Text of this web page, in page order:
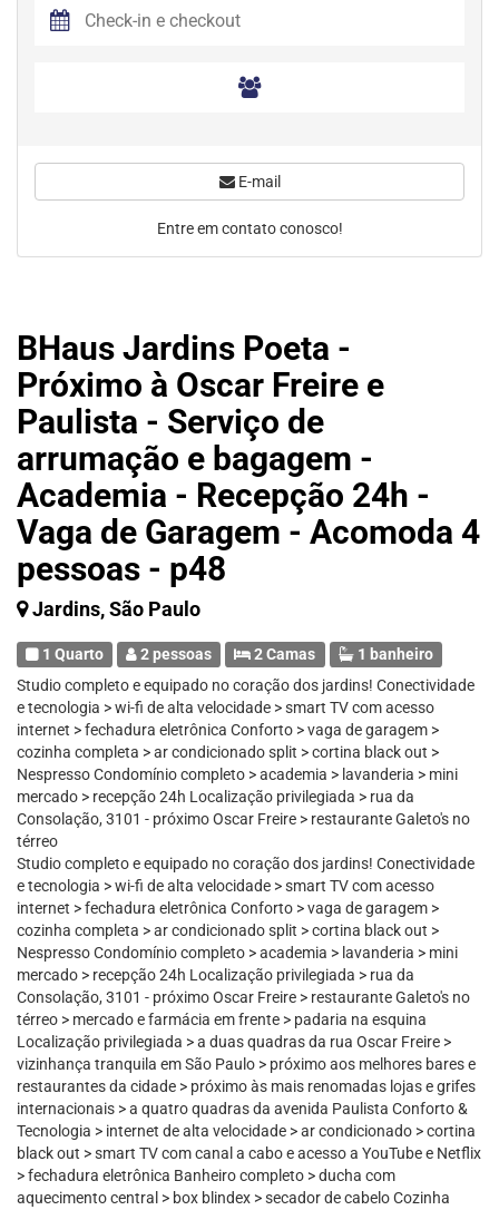
BHaus Jardins Poeta -
Próximo à Oscar Freire e
Paulista - Serviço de
arrumação e bagagem -
Academia - Recepção 24h -
Vaga de Garagem - Acomoda 4
pessoas - p48
Jardins, São Paulo
1 Quarto 2 pessoas 2 Camas
1 banheiro
Studio completo e equipado no coração dos jardins! Conectividade
e tecnologia > wi-fi de alta velocidade > smart TV com acesso
internet > fechadura eletrônica Conforto > vaga de garagem >
cozinha completa > ar condicionado split > cortina black out >
Nespresso Condomínio completo > academia > lavanderia > mini
mercado > recepção 24h Localização privilegiada > rua da
Consolação, 3101 - próximo Oscar Freire > restaurante Galeto's no
térreo
Studio completo e equipado no coração dos jardins! Conectividade
e tecnologia > wi-fi de alta velocidade > smart TV com acesso
internet > fechadura eletrônica Conforto > vaga de garagem >
cozinha completa > ar condicionado split > cortina black out >
Nespresso Condomínio completo > academia > lavanderia > mini
mercado > recepção 24h Localização privilegiada > rua da
Consolação, 3101 - próximo Oscar Freire > restaurante Galeto's no
térreo > mercado e farmácia em frente > padaria na esquina
Localização privilegiada > a duas quadras da rua Oscar Freire >
vizinhança tranquila em São Paulo > próximo aos melhores bares e
restaurantes da cidade > próximo às mais renomadas lojas e grifes
internacionais > a quatro quadras da avenida Paulista Conforto &
Tecnologia > internet de alta velocidade > ar condicionado > cortina
black out > smart TV com canal a cabo e acesso a YouTube e Netflix
> fechadura eletrônica Banheiro completo > ducha com
aquecimento central > box blindex > secador de cabelo Cozinha
E-mail
Entre em contato conosco!